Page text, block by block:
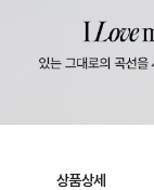
라인핏팬티
상품상세